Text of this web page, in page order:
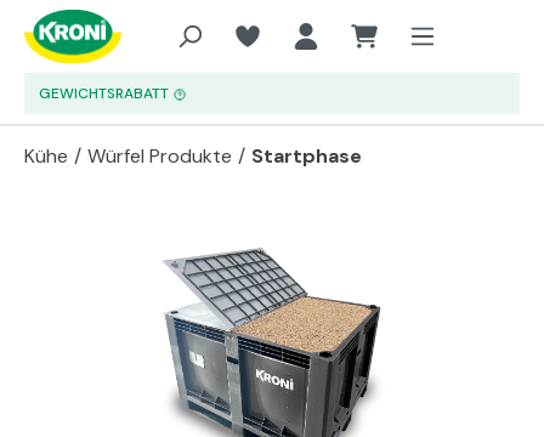
Zum Hauptinhalt springen
GEWICHTSRABATT
Kühe / Würfel Produkte / Startphase
Bildergalerie überspringen